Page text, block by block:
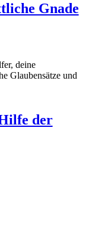
Gnade
deine
Glaubensätze und
der